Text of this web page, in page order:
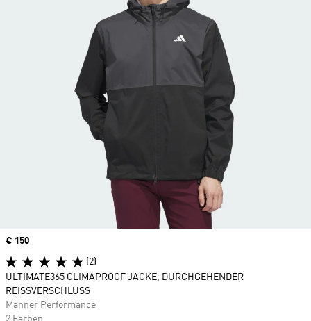
Price
€ 150
(2)
ULTIMATE365 CLIMAPROOF JACKE, DURCHGEHENDER
REISSVERSCHLUSS
Männer Performance